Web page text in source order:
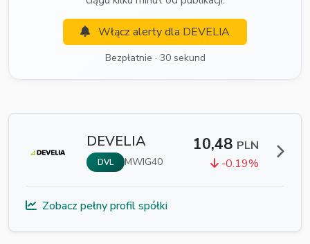
Włącz alerty dla DEVELIA
Bezpłatnie · 30 sekund
DEVELIA
DVL MWIG40
10,48 PLN
-0.19%
Zobacz pełny profil spółki